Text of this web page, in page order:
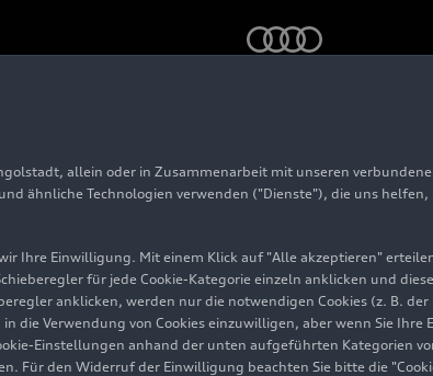
allein oder in Zusammenarbeit mit unseren
ähnliche Technologien verwenden ("Dienste"), die uns
Ihre Einwilligung. Mit einem Klick auf "Alle akzeptieren"
für jede Cookie-Kategorie einzeln anklicken und
anklicken, werden nur die notwendigen Cookies (z. B.
die Verwendung von Cookies einzuwilligen, aber wenn Sie
Einstellungen anhand der unten aufgeführten Kategorien
Für den Widerruf der Einwilligung beachten Sie bitte die